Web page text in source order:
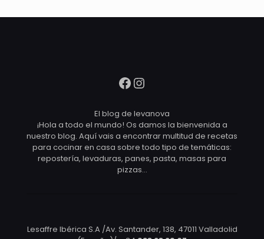
Facebook
Instagram
El blog de levanova
¡Hola a todo el mundo! Os damos la bienvenida a
nuestro blog. Aquí vais a encontrar multitud de recetas
para cocinar en casa sobre todo tipo de temáticas:
repostería, levaduras, panes, pasta, masas para
pizzas…
Lesaffre Ibérica S.A /Av. Santander, 138, 47011 Valladolid